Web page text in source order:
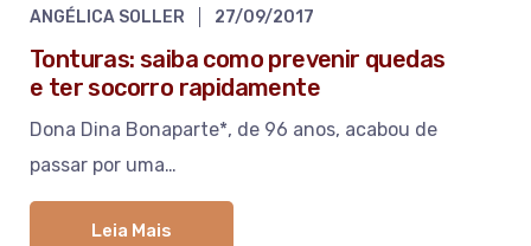
ANGÉLICA SOLLER 27/09/2017
Tonturas: saiba como prevenir quedas
e ter socorro rapidamente
Dona Dina Bonaparte*, de 96 anos, acabou de
passar por uma…
Leia Mais